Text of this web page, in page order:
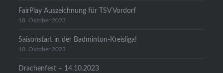
FairPlay Auszeichnung für TSV Vordorf
18. Oktober 2023
Saisonstart in der Badminton-Kreisliga!
10. Oktober 2023
Drachenfest – 14.10.2023